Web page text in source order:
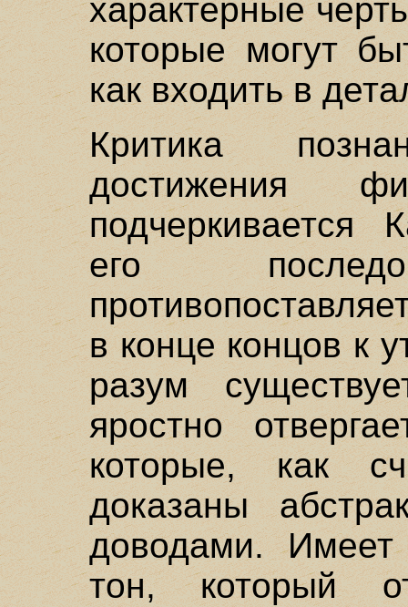
характерные
которые могут
как входить в
Критика
достижения
подчеркивается
его
в конце концов к
разум
яростно
которые, как
доказаны
доводами. Имеет
тон, который